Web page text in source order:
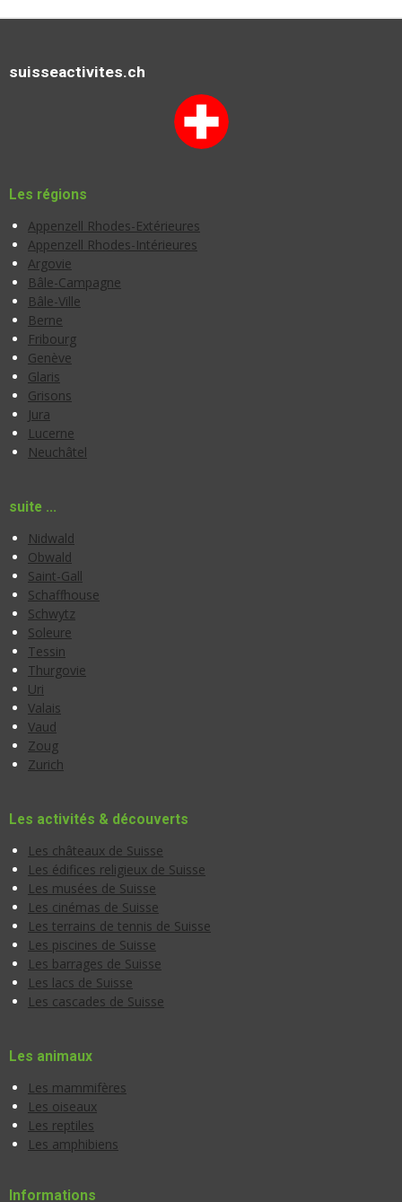
suisseactivites.ch
Les régions
Appenzell Rhodes-Extérieures
Appenzell Rhodes-Intérieures
Argovie
Bâle-Campagne
Bâle-Ville
Berne
Fribourg
Genève
Glaris
Grisons
Jura
Lucerne
Neuchâtel
suite ...
Nidwald
Obwald
Saint-Gall
Schaffhouse
Schwytz
Soleure
Tessin
Thurgovie
Uri
Valais
Vaud
Zoug
Zurich
Les activités & découverts
Les châteaux de Suisse
Les édifices religieux de Suisse
Les musées de Suisse
Les cinémas de Suisse
Les terrains de tennis de Suisse
Les piscines de Suisse
Les barrages de Suisse
Les lacs de Suisse
Les cascades de Suisse
Les animaux
Les mammifères
Les oiseaux
Les reptiles
Les amphibiens
Informations